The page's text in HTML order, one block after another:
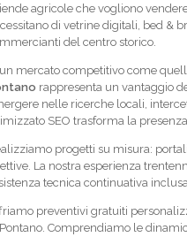
agricole che vogliono
di vetrine digitali, bed &
del centro storico.
mercato competitivo come
rappresenta un vantaggio
nelle ricerche locali,
SEO trasforma la
progetti su misura:
La nostra esperienza
tecnica continuativa
preventivi gratuiti
Comprendiamo le